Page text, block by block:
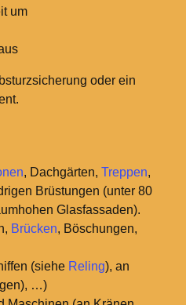
um
oder ein
, Dachgärten, Treppen,
Brüstungen (unter 80
Glasfassaden).
Brücken, Böschungen,
(siehe Reling), an
…)